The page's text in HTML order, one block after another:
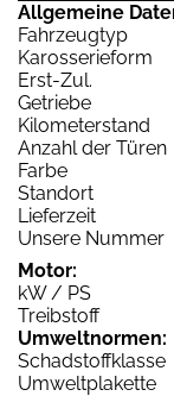
Allgemeine
Fahrzeugtyp
Karosserieform
Erst-Zul.
Getriebe
Kilometerstand
Anzahl der Türen
Farbe
Standort
Lieferzeit
Unsere Nummer
Motor:
kW / PS
Treibstoff
Umweltnormen:
Schadstoffklasse
Umweltplakette